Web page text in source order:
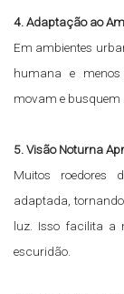
4. Adaptação ao
Em ambientes
humana e menos
movam e busquem
5. Visão Noturna
Muitos roedores
adaptada,
luz. Isso facilita a
escuridão.